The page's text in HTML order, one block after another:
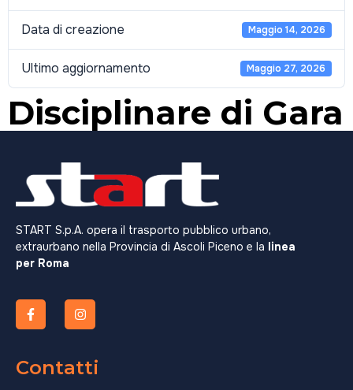
Data di creazione Maggio 14, 2026
Ultimo aggiornamento Maggio 27, 2026
Disciplinare di Gara
START S.p.A. opera il trasporto pubblico urbano,
extraurbano nella Provincia di Ascoli Piceno e la linea
per Roma
Contatti